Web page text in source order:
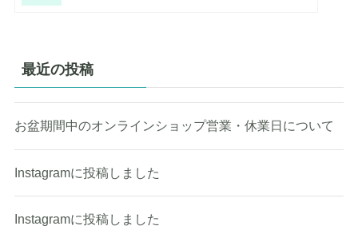
最近の投稿
お盆期間中のオンラインショップ営業・休業日について
Instagramに投稿しました
Instagramに投稿しました